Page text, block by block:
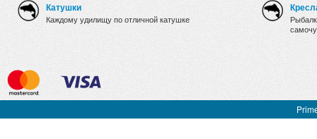
Катушки
Каждому удилищу по отличной катушке